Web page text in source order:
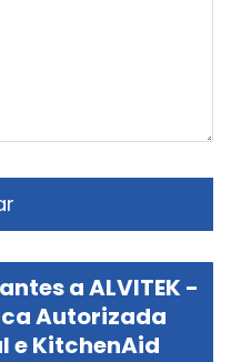
a ALVITEK -
Autorizada
e KitchenAid